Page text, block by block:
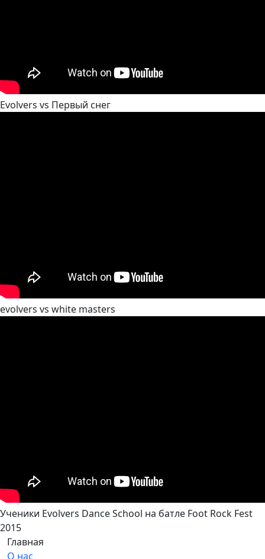
Evolvers vs Первый снег
evolvers vs white masters
Ученики Evolvers Dance School на батле Foot Rock Fest
2015
Главная
О нас